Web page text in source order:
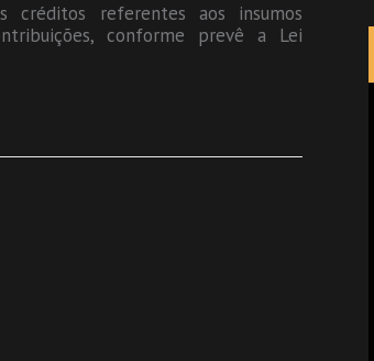
créditos referentes aos insumos
conforme prevê a Lei